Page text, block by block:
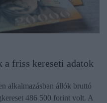
friss kereseti adatok
alkalmazásban állók bruttó
486 500 forint volt. A